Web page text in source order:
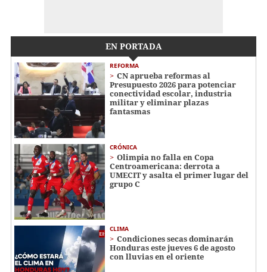
EN PORTADA
REFORMA
CN aprueba reformas al
Presupuesto 2026 para potenciar
conectividad escolar, industria
militar y eliminar plazas
fantasmas
CRÓNICA
Olimpia no falla en Copa
Centroamericana: derrota a
UMECIT y asalta el primer lugar del
grupo C
CLIMA
Condiciones secas dominarán
Honduras este jueves 6 de agosto
con lluvias en el oriente